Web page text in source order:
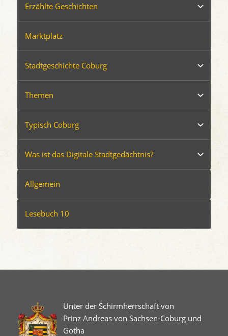
Erzählte Geschichten
Marktplatz
Stadtgeschichte Coburg
Themen
Typisch Coburg
Was ist das Digitale Stadtgedächtnis?
Allgemein
Lesebuch 10
Unter der Schirmherrschaft von
Prinz Andreas von Sachsen-Coburg und
Gotha